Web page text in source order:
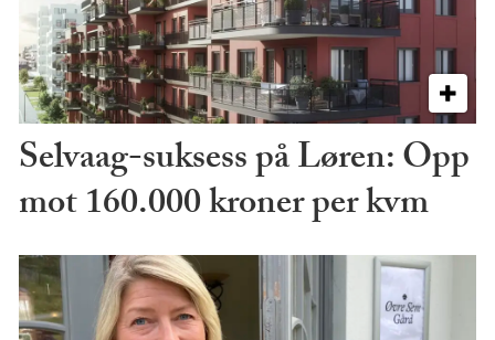
Selvaag-suksess på Løren: Opp
mot 160.000 kroner per kvm